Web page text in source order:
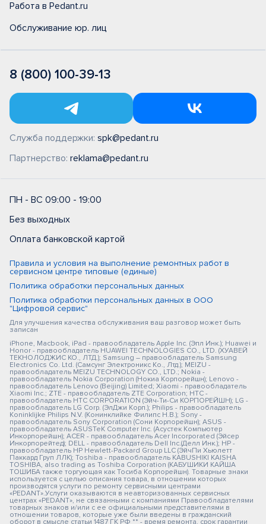
Работа в Pedant.ru
Обслуживание юр. лиц
8 (800) 100-39-13
Служба поддержки: spk@pedant.ru
Партнерство: reklama@pedant.ru
ПН - ВС 09:00 - 19:00
Без выходных
Оплата банковской картой
Правила и условия на выполнение ремонтных работ в
сервисном центре типовые (единые)
Политика обработки персональных данных
Политика обработки персональных данных в ООО
"Цифровой сервис"
Для улучшения качества обслуживания ваш разговор может быть
записан
iPhone, Macbook, iPad - правообладатель Apple Inc. (Эпл Инк.); Huawei и
Honor - правообладатель HUAWEI TECHNOLOGIES CO., LTD. (ХУАВЕЙ
ТЕКНОЛОДЖИС КО., ЛТД.); Samsung – правообладатель Samsung
Electronics Co. Ltd. (Самсунг Электроникс Ко., Лтд.); MEIZU -
правообладатель MEIZU TECHNOLOGY CO., LTD.; Nokia -
правообладатель Nokia Corporation (Нокиа Корпорейшн); Lenovo -
правообладатель Lenovo (Beijing) Limited; Xiaomi - правообладатель
Xiaomi Inc.; ZTE - правообладатель ZTE Corporation; HTC -
правообладатель HTC CORPORATION (Эйч-Ти-Си КОРПОРЕЙШН); LG -
правообладатель LG Corp. (ЭлДжи Корп.); Philips - правообладатель
Koninklijke Philips N.V. (Конинклийке Филипс Н.В.); Sony -
правообладатель Sony Corporation (Сони Корпорейшн); ASUS -
правообладатель ASUSTeK Computer Inc. (Асустек Компьютер
Инкорпорейшн); ACER - правообладатель Acer Incorporated (Эйсер
Инкорпорейтед); DELL - правообладатель Dell Inc.(Делл Инк.); HP -
правообладатель HP Hewlett-Packard Group LLC (ЭйчПи Хьюлетт
Паккард Груп ЛЛК); Toshiba - правообладатель KABUSHIKI KAISHA
TOSHIBA, also trading as Toshiba Corporation (КАБУШИКИ КАЙША
ТОШИБА также торгующая как Тосиба Корпорейшн). Товарные знаки
используется с целью описания товара, в отношении которых
производятся услуги по ремонту сервисными центрами
«PEDANT».Услуги оказываются в неавторизованных сервисных
центрах «PEDANT», не связанными с компаниями Правообладателями
товарных знаков и/или с ее официальными представителями в
отношении товаров, которые уже были введены в гражданский
оборот в смысле статьи 1487 ГК РФ ** - время ремонта, срок гарантии